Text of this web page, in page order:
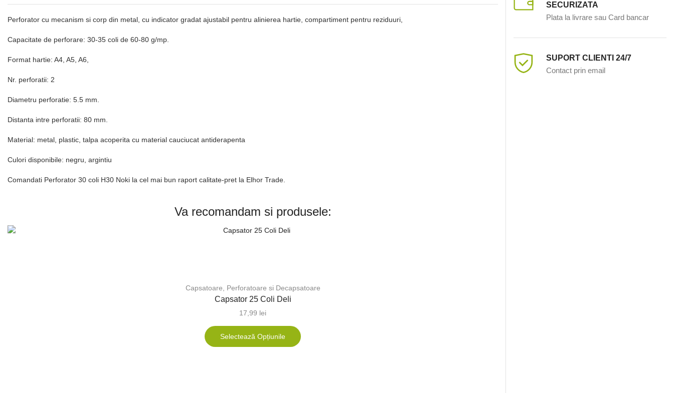
Perforator cu mecanism si corp din metal, cu indicator gradat ajustabil pentru alinierea hartie, compartiment pentru reziduuri,
Capacitate de perforare: 30-35 coli de 60-80 g/mp.
Format hartie: A4, A5, A6,
Nr. perforatii: 2
Diametru perforatie: 5.5 mm.
Distanta intre perforatii: 80 mm.
Material: metal, plastic, talpa acoperita cu material cauciucat antiderapenta
Culori disponibile: negru, argintiu
Comandati Perforator 30 coli H30 Noki la cel mai bun raport calitate-pret la Elhor Trade.
Va recomandam si produsele:
Capsatoare, Perforatoare si Decapsatoare
Capsator 25 Coli Deli
17,99 lei
Selectează Opțiunile
SECURIZATA
Plata la livrare sau Card bancar
SUPORT CLIENTI 24/7
Contact prin email